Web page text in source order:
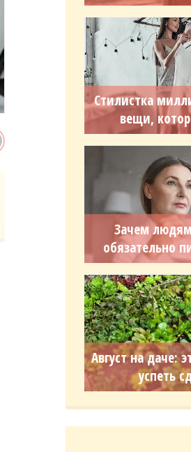
Стилистка
вещи,
Зачем
обязательно
Август на даче:
успеть